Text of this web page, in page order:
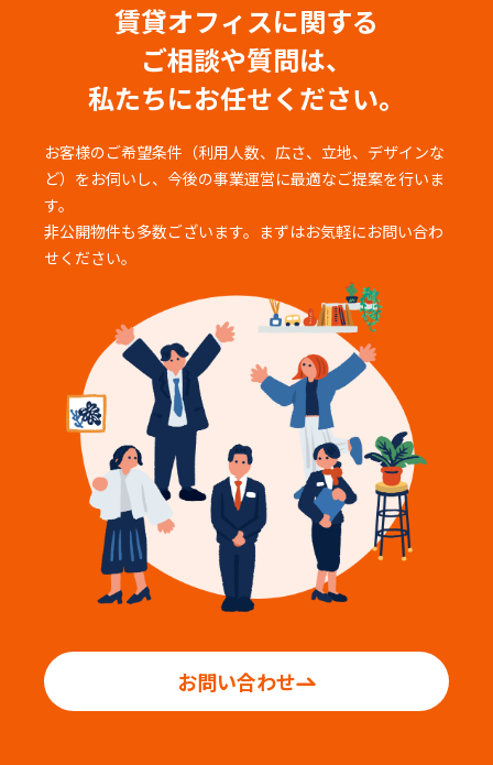
賃貸オフィスに関する
ご相談や質問は、
私たちにお任せください。
お客様のご希望条件（利用人数、広さ、立地、デザインな
ど）をお伺いし、 今後の事業運営に最適なご提案を行いま
す。
非公開物件も多数ございます。まずはお気軽にお問い合わ
せください。
お問い合わせ